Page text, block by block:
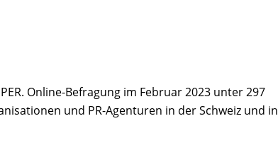
Online-Befragung im Februar 2023 unter 297
und PR-Agenturen in der Schweiz und in